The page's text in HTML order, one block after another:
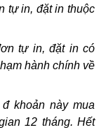
tự in, đặt in thuộc
tự in, đặt in có
hành chính về
khoản này mua
12 tháng. Hết